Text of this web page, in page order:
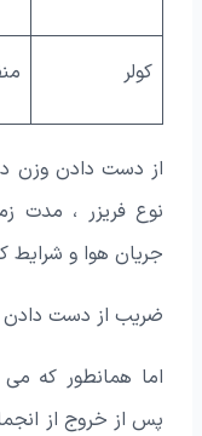
کولر
از دست دادن وزن
نوع فریزر ، مدت
جریان هوا و شرایط
ضریب از دست دادن
اما همانطور که